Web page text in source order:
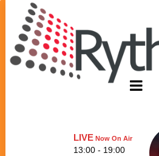
LIVENow On Air
13:00 - 19:00